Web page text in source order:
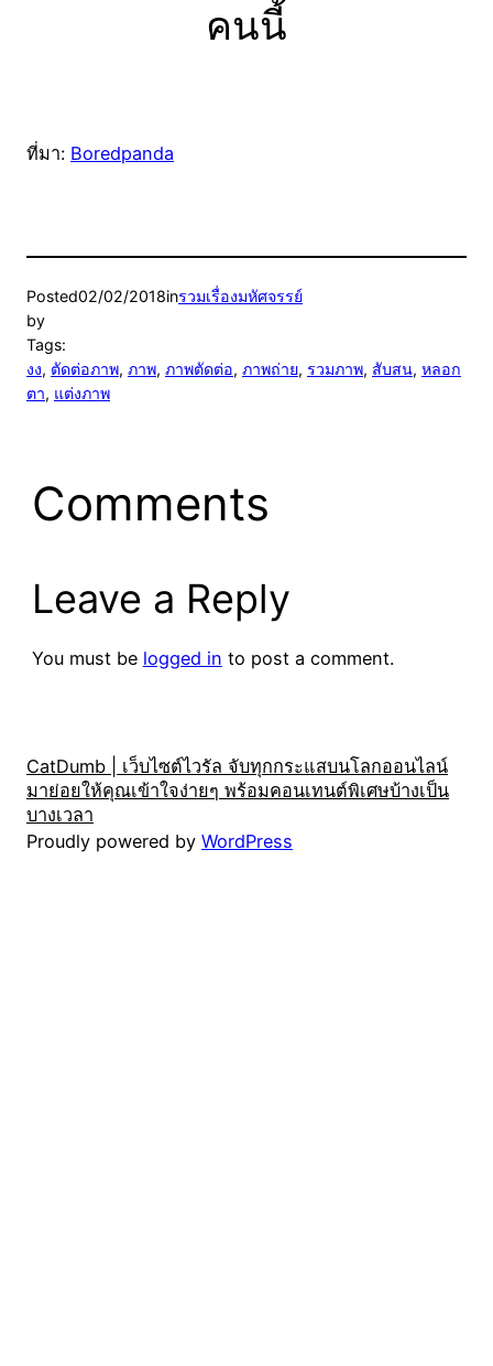
คนนี้
ที่มา: Boredpanda
Posted02/02/2018inรวมเรื่องมหัศจรรย์
by
Tags:
งง, ตัดต่อภาพ, ภาพ, ภาพตัดต่อ, ภาพถ่าย, รวมภาพ, สับสน, หลอก
ตา, แต่งภาพ
Comments
Leave a Reply
You must be logged in to post a comment.
CatDumb | เว็บไซต์ไวรัล จับทุกกระแสบนโลกออนไลน์
มาย่อยให้คุณเข้าใจง่ายๆ พร้อมคอนเทนต์พิเศษบ้างเป็น
บางเวลา
Proudly powered by WordPress